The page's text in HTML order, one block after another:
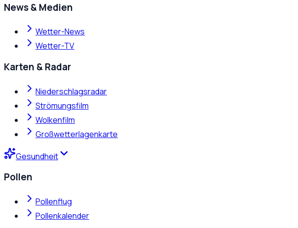
News & Medien
Wetter-News
Wetter-TV
Karten & Radar
Niederschlagsradar
Strömungsfilm
Wolkenfilm
Großwetterlagenkarte
Gesundheit
Pollen
Pollenflug
Pollenkalender